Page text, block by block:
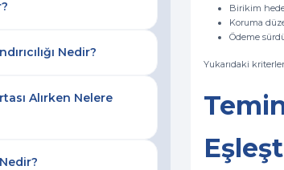
Nedir?
Alırken Nelere
Birikim
Koruma
Ödeme
Yukarıdaki